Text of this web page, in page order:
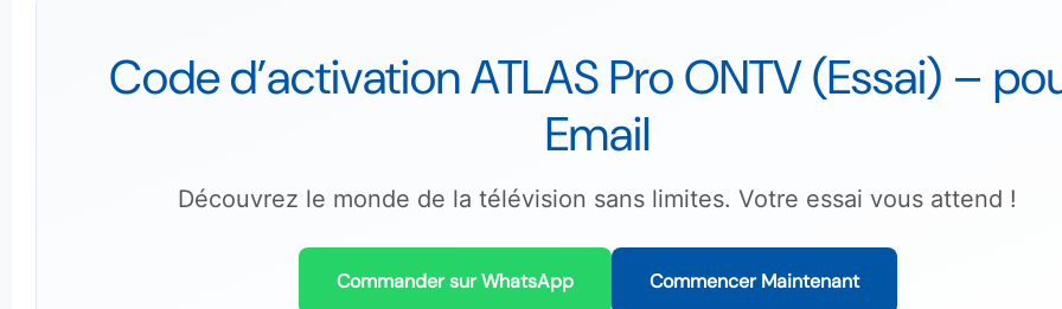
Code d’activation ATLAS Pro ONTV (Essai) –
Email
Découvrez le monde de la télévision sans limites. Votre essai vous attend !
Commander sur WhatsApp Commencer Maintenant